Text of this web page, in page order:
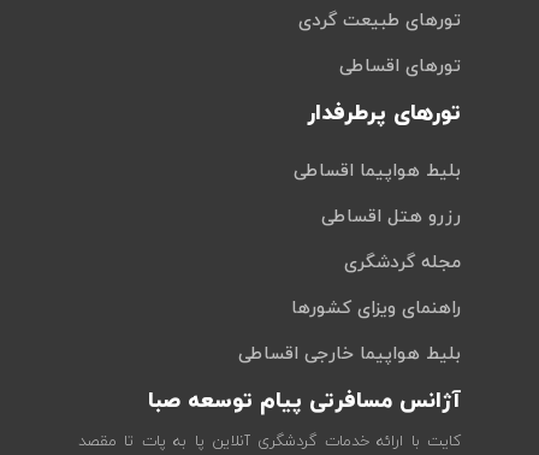
تورهای طبیعت گردی
تورهای اقساطی
تورهای پرطرفدار
بلیط هواپیما اقساطی
رزرو هتل اقساطی
مجله گردشگری
راهنمای ویزای کشورها
بلیط هواپیما خارجی اقساطی
آژانس مسافرتی پیام توسعه صبا
کایت با ارائه خدمات گردشگری آنلاین پا به پات تا مقصد